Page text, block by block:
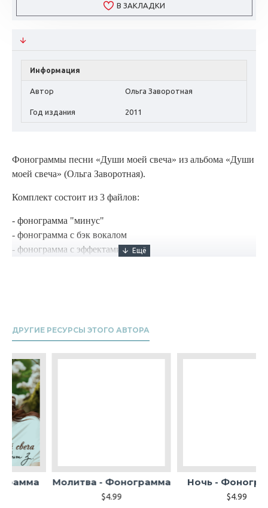
В ЗАКЛАДКИ
Информация
Автор Ольга Заворотная
Год издания 2011
Фонограммы песни «Души моей свеча» из альбома «Души
моей свеча» (Ольга Заворотная).
Комплект состоит из 3 файлов:
- фонограмма "минус"
- фонограмма с бэк вокалом
- фонограмма с эффектами
ДРУГИЕ РЕСУРСЫ ЭТОГО АВТОРА
Молитва - Фонограмма Ночь - Фонограмма